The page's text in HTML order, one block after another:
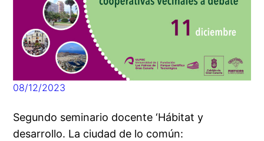
08/12/2023
Segundo seminario docente ‘Hábitat y
desarrollo. La ciudad de lo común: